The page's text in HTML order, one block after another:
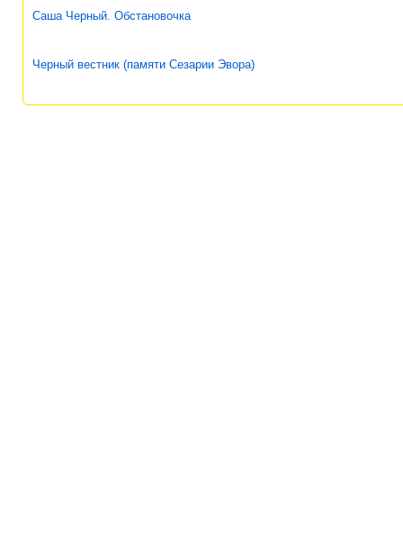
Саша Черный. Обстановочка
Черный вестник (памяти Сезарии Эвора)